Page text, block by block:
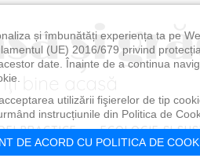
PRACTICE ECOLOGIE ȘI
și îmbunătăți experiența ta pe
(UE) 2016/679 privind
date. Înainte de a continua
utilizării fişierelor de tip
instrucțiunile din Politica de
DE ACORD CU POLITICA DE